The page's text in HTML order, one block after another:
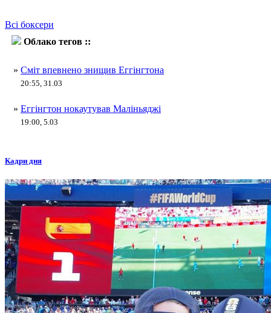
Всі боксери
Облако тегов ::
» Сміт впевнено знищив Еггінгтона
20:55, 31.03
» Еггінгтон нокаутував Маліньяджі
19:00, 5.03
Кадри дня